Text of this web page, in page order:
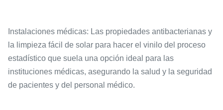
Instalaciones médicas: Las propiedades antibacterianas y
la limpieza fácil de solar para hacer el vinilo del proceso
estadístico que suela una opción ideal para las
instituciones médicas, asegurando la salud y la seguridad
de pacientes y del personal médico.